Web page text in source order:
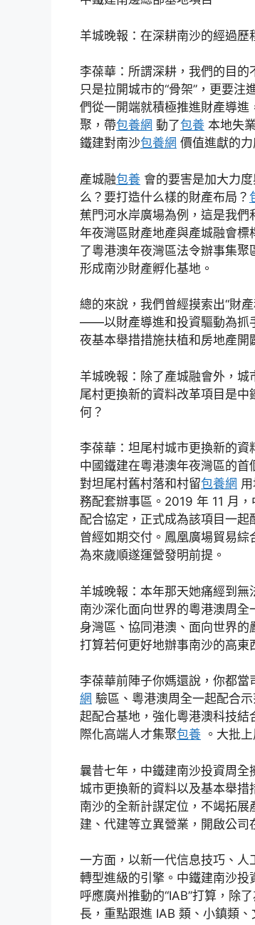
羊城晚報：在深耕南沙的經過
李葆華：所謂深耕，我們的目的
只是拉開城市的“骨架”，更要
們從一開端就積極推進財產導
聚，帶包養網 動了包養 本地失
鐵建對南沙包養網 價值進獻的力
產城融包養 會的要害是加大力
么？要打造什么樣的財產布局？
蕉門河水岸廣場為例，這是我
年夜灣區財產地產與產城融會標
了粵港澳年夜灣區法令辦事集
形成南沙財產孵化基地。
總的來說，我們曾經摸索出“財
——以財產導進和投資驅動為抓
夜基本舉措措施扶植和房地產開
羊城晚報：除了產城融會外，
尾村更換新的資料改革項目是
何？
李葆華：坦尾村城市更換新的
中國鐵建在粵港澳年夜灣區的
對坦尾村舊村落和村留包養網
務配套辦事區。2019 年 11 月
配合協定，正式成為該項目一
曾經如期交付。鳳凰廣場貿易
為來歲順遂運營發明前提。
羊城晚報：本年那天她痛經到
南沙深化面向世界的粵港澳周
身灣區、協同港澳、面向世界
打算若何更好地辦事南沙的高東
李葆華前陣子你媽還說，你都
網 驗區、粵港澳周全一起配合
起配合基地，強化粵港澳科技結
際化高端人才集聚包養 。大批
曩昔七年，中鐵建南沙投資周全
城市更換新的資料以及基本舉
南沙的全新計謀定位，不竭拓
建、代建等立異營業，開啟公司
一方面，以新一代信息技巧、
轉型進級的引擎。中鐵建南沙投
呼應廣州推動的“IAB”打算，除
長，重點跟進 IAB 類、小鎮類、